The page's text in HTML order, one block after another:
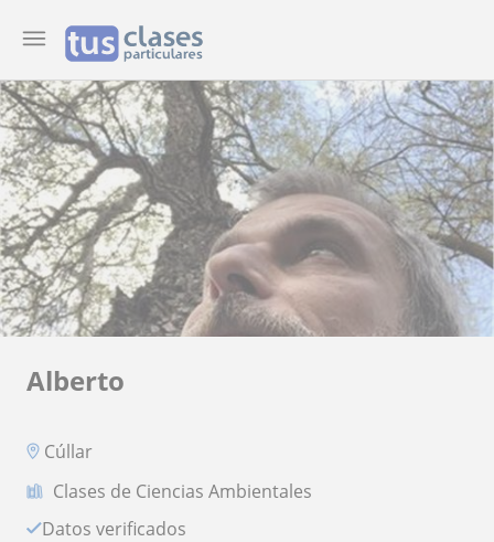
Alberto
Cúllar
Clases de Ciencias Ambientales
Datos verificados